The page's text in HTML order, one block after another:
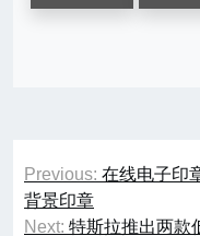
文
章
Previous: 在线电子印
背景印章
Next: 特斯拉推出两款